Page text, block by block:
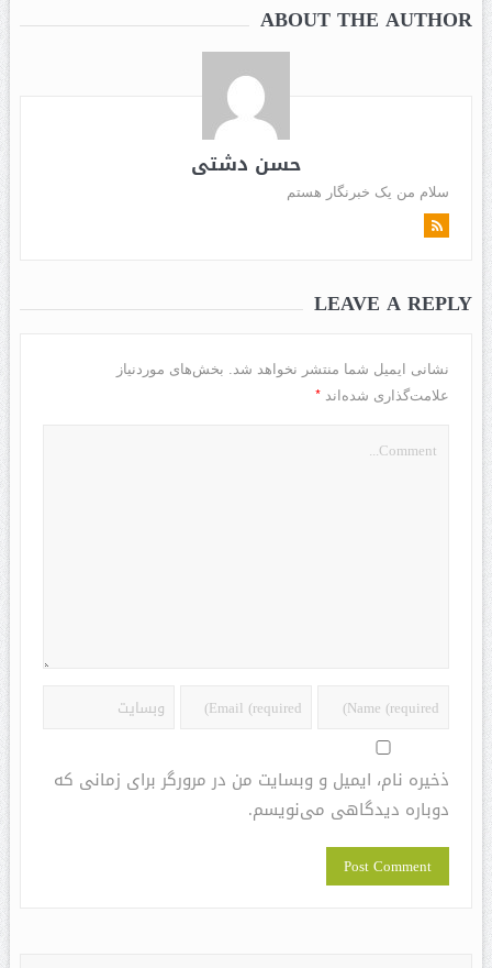
ABOUT THE AUTHOR
حسن دشتی
سلام من یک خبرنگار هستم
LEAVE A REPLY
نشانی ایمیل شما منتشر نخواهد شد. بخش‌های موردنیاز
علامت‌گذاری شده‌اند *
ذخیره نام، ایمیل و وبسایت من در مرورگر برای زمانی که
دوباره دیدگاهی می‌نویسم.